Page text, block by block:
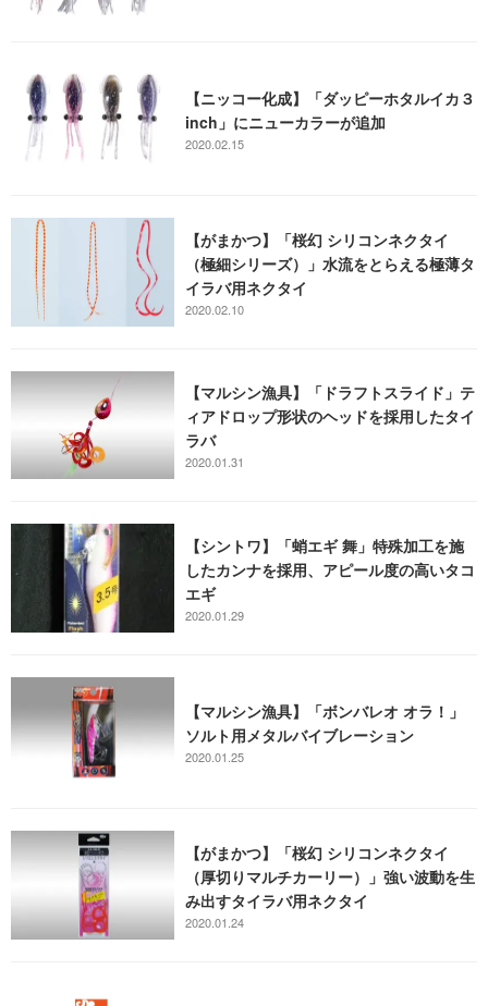
【ニッコー化成】「ダッピーホタルイカ３
inch」にニューカラーが追加
2020.02.15
【がまかつ】「桜幻 シリコンネクタイ
（極細シリーズ）」水流をとらえる極薄タ
イラバ用ネクタイ
2020.02.10
【マルシン漁具】「ドラフトスライド」テ
ィアドロップ形状のヘッドを採用したタイ
ラバ
2020.01.31
【シントワ】「蛸エギ 舞」特殊加工を施
したカンナを採用、アピール度の高いタコ
エギ
2020.01.29
【マルシン漁具】「ボンバレオ オラ！」
ソルト用メタルバイブレーション
2020.01.25
【がまかつ】「桜幻 シリコンネクタイ
（厚切りマルチカーリー）」強い波動を生
み出すタイラバ用ネクタイ
2020.01.24